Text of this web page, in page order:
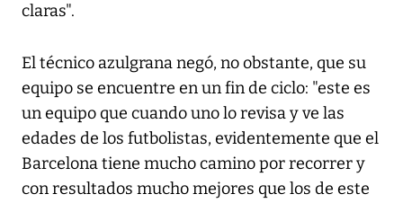
claras".
El técnico azulgrana negó, no obstante, que su
equipo se encuentre en un fin de ciclo: "este es
un equipo que cuando uno lo revisa y ve las
edades de los futbolistas, evidentemente que el
Barcelona tiene mucho camino por recorrer y
con resultados mucho mejores que los de este